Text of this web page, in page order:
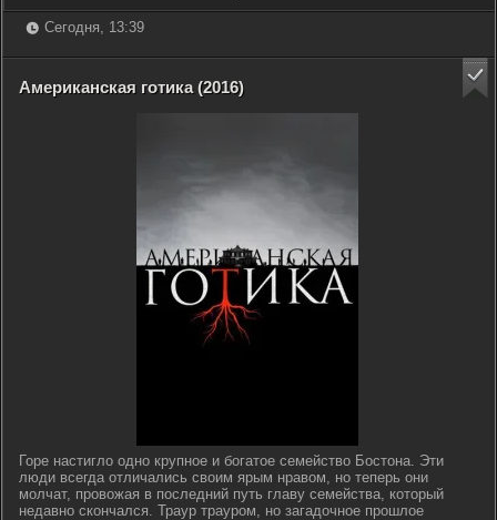
Сегодня, 13:39
Американская готика (2016)
Горе настигло одно крупное и богатое семейство Бостона. Эти
люди всегда отличались своим ярым нравом, но теперь они
молчат, провожая в последний путь главу семейства, который
недавно скончался. Траур трауром, но загадочное прошлое